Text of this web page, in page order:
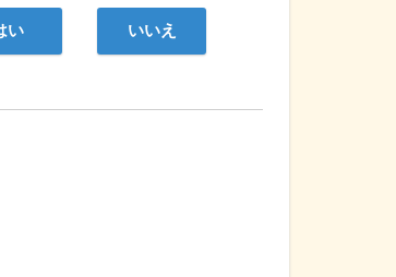
い いいえ